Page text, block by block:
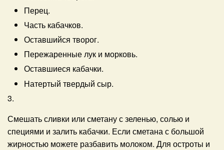
Перец.
Часть кабачков.
Оставшийся творог.
Пережаренные лук и морковь.
Оставшиеся кабачки.
Натертый твердый сыр.
3.
Смешать сливки или сметану с зеленью, солью и
специями и залить кабачки. Если сметана с большой
жирностью можете разбавить молоком. Для остроты и